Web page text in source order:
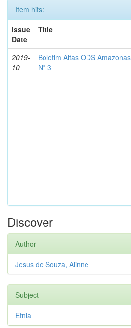
Item hits:
Issue
Date
Title
2019-
10
Boletim Altas ODS Amazonas
Nº 3
Discover
Author
Jesus de Souza, Alinne
Subject
Etnia